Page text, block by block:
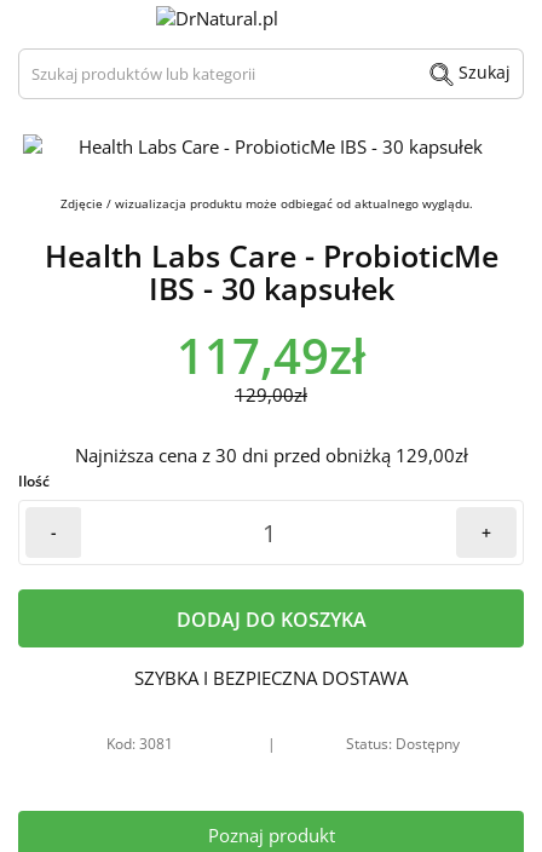
Szukaj produktów lub kategorii Szukaj
Zdjęcie / wizualizacja produktu może odbiegać od aktualnego wyglądu.
Health Labs Care - ProbioticMe
IBS - 30 kapsułek
117,49zł
129,00zł
Najniższa cena z 30 dni przed obniżką 129,00zł
Ilość
- +
DODAJ DO KOSZYKA
SZYBKA I BEZPIECZNA DOSTAWA
Kod: 3081 | Status: Dostępny
Poznaj produkt